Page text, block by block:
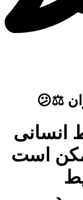
⚖️😕
انسانی
است